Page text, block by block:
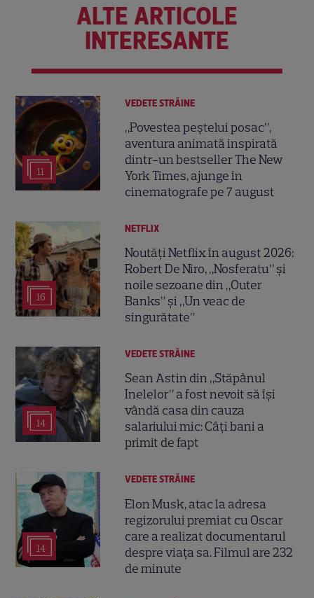
ALTE ARTICOLE
INTERESANTE
11
VEDETE STRĂINE
„Povestea peștelui posac”,
aventura animată inspirată
dintr-un bestseller The New
York Times, ajunge în
cinematografe pe 7 august
16
NETFLIX
Noutăți Netflix în august 2026:
Robert De Niro, „Nosferatu” și
noile sezoane din „Outer
Banks” și „Un veac de
singurătate”
14
VEDETE STRĂINE
Sean Astin din „Stăpânul
Inelelor” a fost nevoit să își
vândă casa din cauza
salariului mic: Câți bani a
primit de fapt
14
VEDETE STRĂINE
Elon Musk, atac la adresa
regizorului premiat cu Oscar
care a realizat documentarul
despre viața sa. Filmul are 232
de minute